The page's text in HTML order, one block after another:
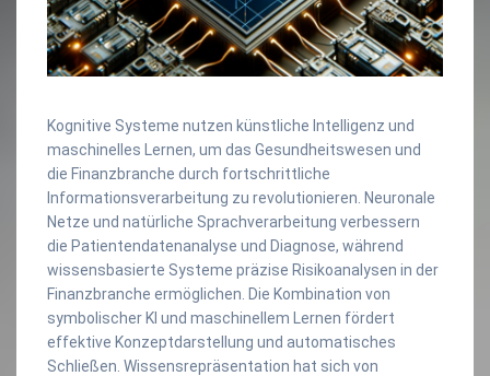
Kognitive Systeme nutzen künstliche Intelligenz und
maschinelles Lernen, um das Gesundheitswesen und
die Finanzbranche durch fortschrittliche
Informationsverarbeitung zu revolutionieren. Neuronale
Netze und natürliche Sprachverarbeitung verbessern
die Patientendatenanalyse und Diagnose, während
wissensbasierte Systeme präzise Risikoanalysen in der
Finanzbranche ermöglichen. Die Kombination von
symbolischer KI und maschinellem Lernen fördert
effektive Konzeptdarstellung und automatisches
Schließen. Wissensrepräsentation hat sich von